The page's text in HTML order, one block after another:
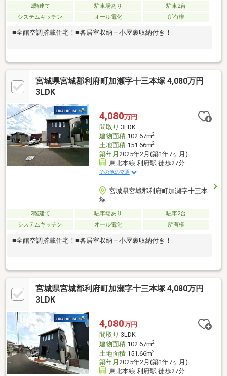
2階建て 駐車場あり
駐車2台
システムキッチン
オール電化 所有権
■全館空調搭載住宅！■各居室収納＋小屋裏収納付き！
宮城県宮城郡利府町加瀬字十三本塚 4,080万円
3LDK
4,080万円
間取り 3LDK
建物面積102.67m2
土地面積151.66m2
築年月 2025年2月(築1年7ヶ月)
東北本線 利府駅 徒歩27分
その他の交通
宮城県宮城郡利府町加瀬字十三本
塚
2階建て 駐車場あり
駐車2台
システムキッチン
オール電化 所有権
■全館空調搭載住宅！■各居室収納＋小屋裏収納付き！
宮城県宮城郡利府町加瀬字十三本塚 4,080万円
3LDK
4,080万円
間取り 3LDK
建物面積102.67m2
土地面積151.66m2
築年月 2025年2月(築1年7ヶ月)
東北本線 利府駅 徒歩27分